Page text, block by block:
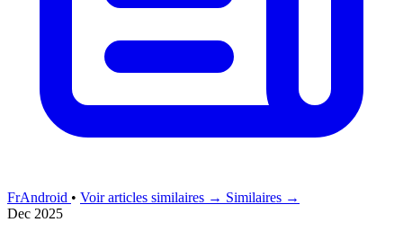
FrAndroid • Voir articles similaires → Similaires →
Dec 2025